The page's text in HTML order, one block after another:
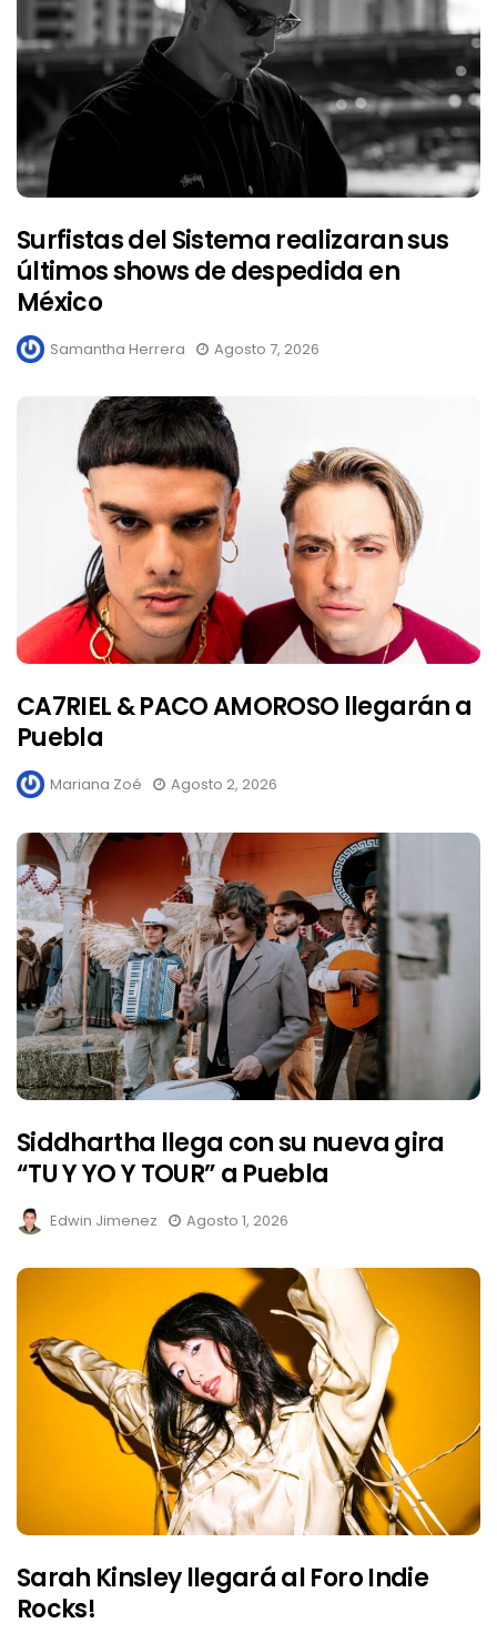
Surfistas del Sistema realizaran sus
últimos shows de despedida en
México
Samantha Herrera Agosto 7, 2026
CA7RIEL & PACO AMOROSO llegarán a
Puebla
Mariana Zoé Agosto 2, 2026
Siddhartha llega con su nueva gira
“TU Y YO Y TOUR” a Puebla
Edwin Jimenez Agosto 1, 2026
Sarah Kinsley llegará al Foro Indie
Rocks!